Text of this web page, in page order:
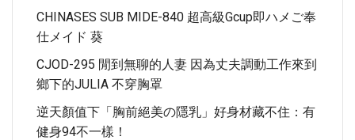
CHINASES SUB MIDE-840 超高級Gcup即ハメご奉
仕メイド 葵
CJOD-295 閒到無聊的人妻 因為丈夫調動工作來到
鄉下的JULIA 不穿胸罩
逆天顏值下「胸前絕美の隱乳」好身材藏不住：有
健身94不一樣！